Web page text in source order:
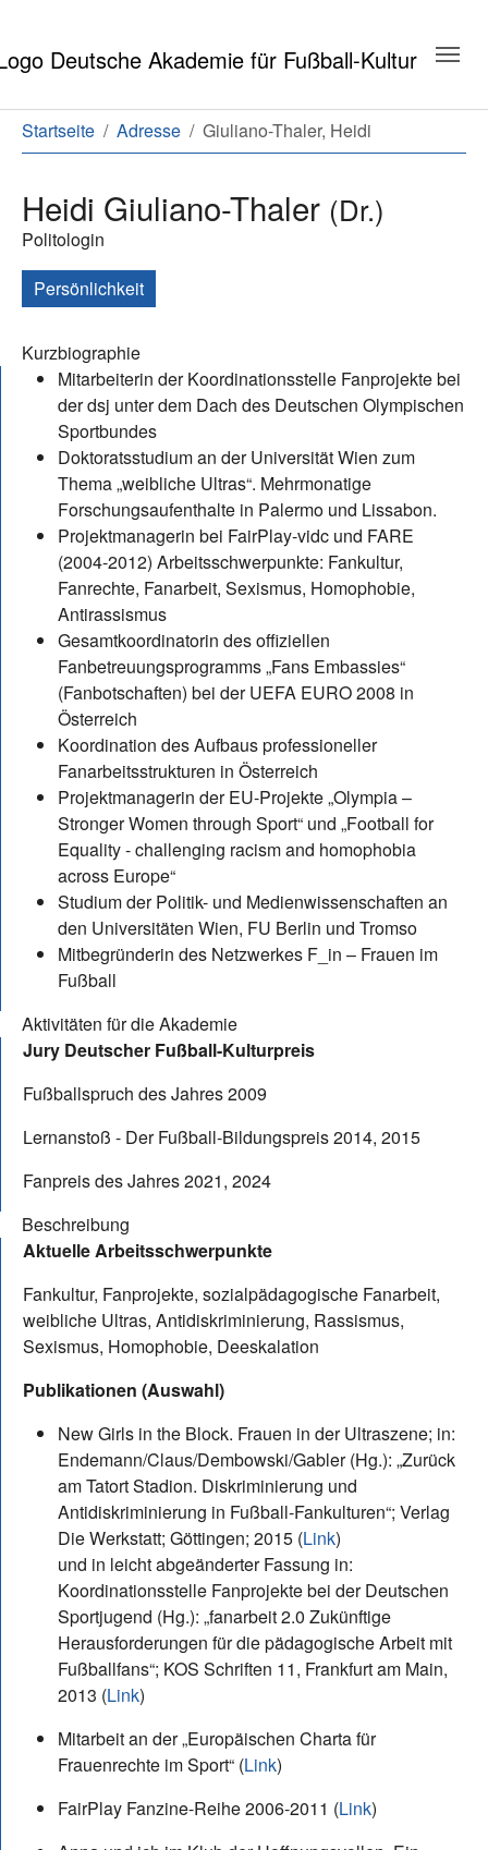
Sie sind hier:
Startseite Adresse Giuliano-Thaler, Heidi
Heidi Giuliano-Thaler (Dr.)
Politologin
Persönlichkeit
Kurzbiographie
Mitarbeiterin der Koordinationsstelle Fanprojekte bei
der dsj unter dem Dach des Deutschen Olympischen
Sportbundes
Doktoratsstudium an der Universität Wien zum
Thema „weibliche Ultras“. Mehrmonatige
Forschungsaufenthalte in Palermo und Lissabon.
Projektmanagerin bei FairPlay-vidc und FARE
(2004-2012) Arbeitsschwerpunkte: Fankultur,
Fanrechte, Fanarbeit, Sexismus, Homophobie,
Antirassismus
Gesamtkoordinatorin des offiziellen
Fanbetreuungsprogramms „Fans Embassies“
(Fanbotschaften) bei der UEFA EURO 2008 in
Österreich
Koordination des Aufbaus professioneller
Fanarbeitsstrukturen in Österreich
Projektmanagerin der EU-Projekte „Olympia –
Stronger Women through Sport“ und „Football for
Equality - challenging racism and homophobia
across Europe“
Studium der Politik- und Medienwissenschaften an
den Universitäten Wien, FU Berlin und Tromso
Mitbegründerin des Netzwerkes F_in – Frauen im
Fußball
Aktivitäten für die Akademie
Jury Deutscher Fußball-Kulturpreis
Fußballspruch des Jahres 2009
Lernanstoß - Der Fußball-Bildungspreis 2014, 2015
Fanpreis des Jahres 2021, 2024
Beschreibung
Aktuelle Arbeitsschwerpunkte
Fankultur, Fanprojekte, sozialpädagogische Fanarbeit,
weibliche Ultras, Antidiskriminierung, Rassismus,
Sexismus, Homophobie, Deeskalation
Publikationen (Auswahl)
New Girls in the Block. Frauen in der Ultraszene; in:
Endemann/Claus/Dembowski/Gabler (Hg.): „Zurück
am Tatort Stadion. Diskriminierung und
Antidiskriminierung in Fußball-Fankulturen“; Verlag
Die Werkstatt; Göttingen; 2015 (Link)
und in leicht abgeänderter Fassung in:
Koordinationsstelle Fanprojekte bei der Deutschen
Sportjugend (Hg.): „fanarbeit 2.0 Zukünftige
Herausforderungen für die pädagogische Arbeit mit
Fußballfans“; KOS Schriften 11, Frankfurt am Main,
2013 (Link)
Mitarbeit an der „Europäischen Charta für
Frauenrechte im Sport“ (Link)
FairPlay Fanzine-Reihe 2006-2011 (Link)